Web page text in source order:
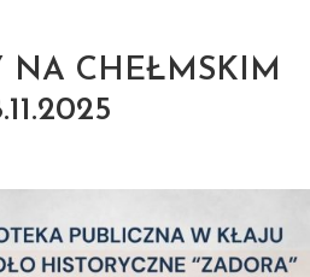
NA CHEŁMSKIM